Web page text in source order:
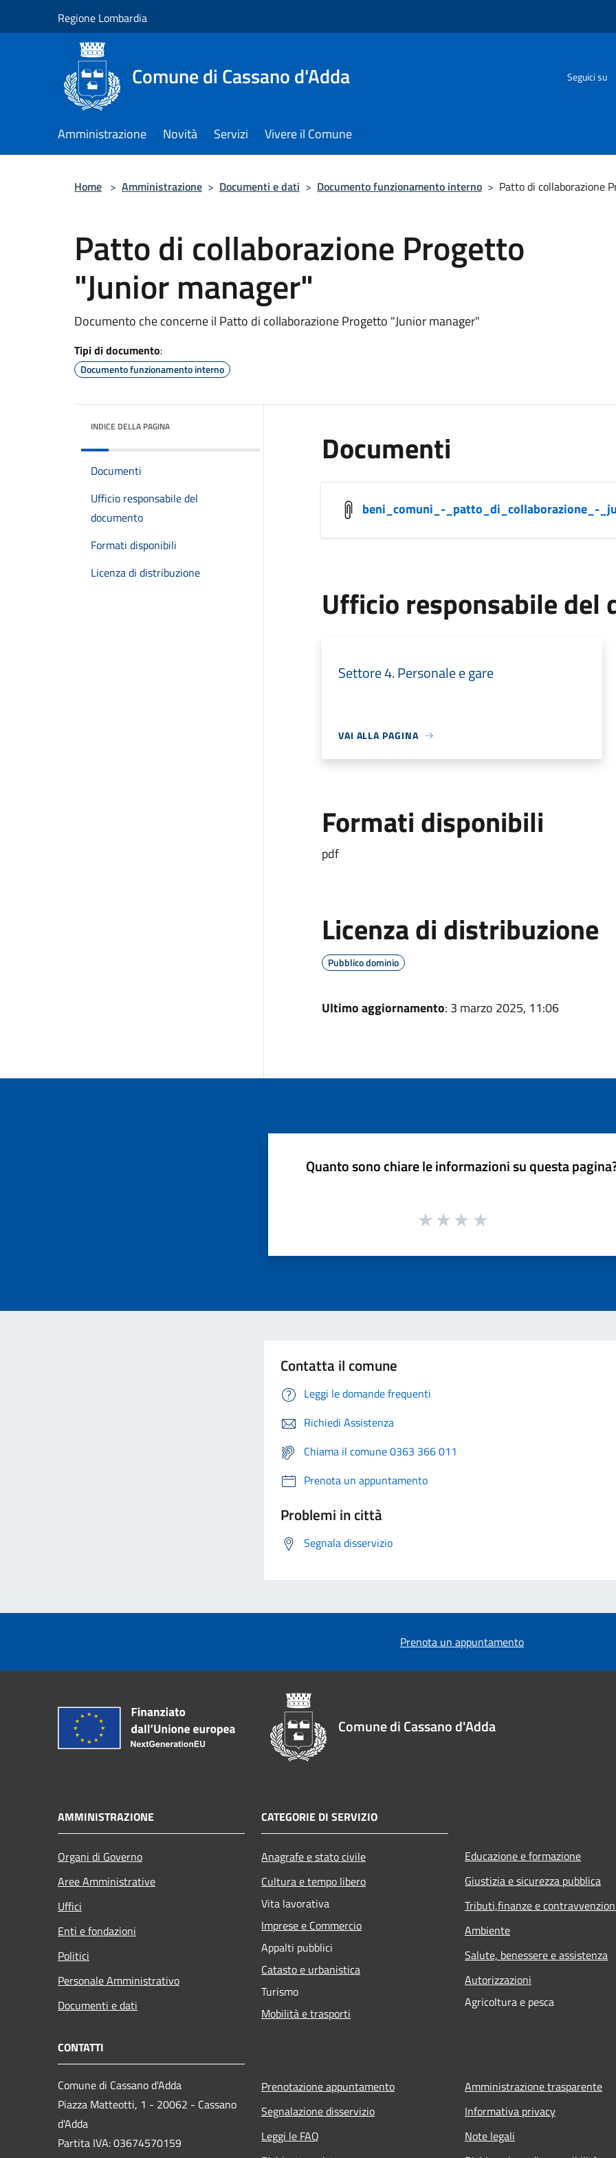
Regione Lombardia
Comune di Cassano d'Adda Seguici su
Amministrazione Novità Servizi Vivere il Comune
Home > Amministrazione > Documenti e dati > Documento funzionamento interno > Patto di collaborazione
Patto di collaborazione Progetto
"Junior manager"
Documento che concerne il Patto di collaborazione Progetto "Junior manager"
Tipi di documento:
Documento funzionamento interno
INDICE DELLA PAGINA
Documenti
Ufficio responsabile del
documento
Formati disponibili
Licenza di distribuzione
Documenti
beni_comuni_-_patto_di_collaborazione_-
Ufficio responsabile del
Settore 4. Personale e gare
VAI ALLA PAGINA
Formati disponibili
pdf
Licenza di distribuzione
Pubblico dominio
Ultimo aggiornamento: 3 marzo 2025, 11:06
Quanto sono chiare le informazioni su questa
Contatta il comune
Leggi le domande frequenti
Richiedi Assistenza
Chiama il comune 0363 366 011
Prenota un appuntamento
Problemi in città
Segnala disservizio
Prenota un appuntamento
Comune di Cassano d'Adda
AMMINISTRAZIONE
Organi di Governo
Aree Amministrative
Uffici
Enti e fondazioni
Politici
Personale Amministrativo
Documenti e dati
CATEGORIE DI SERVIZIO
Anagrafe e stato civile
Cultura e tempo libero
Vita lavorativa
Imprese e Commercio
Appalti pubblici
Catasto e urbanistica
Turismo
Mobilità e trasporti
Educazione e formazione
Giustizia e sicurezza pubblica
Tributi,finanze e
Ambiente
Salute, benessere e assistenza
Autorizzazioni
Agricoltura e pesca
CONTATTI
Comune di Cassano d'Adda
Piazza Matteotti, 1 - 20062 - Cassano
d'Adda
Partita IVA: 03674570159
Prenotazione appuntamento
Segnalazione disservizio
Leggi le FAQ
Amministrazione trasparente
Informativa privacy
Note legali